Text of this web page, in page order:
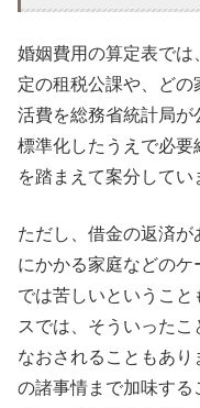
婚姻費用の算定表で
定の租税公課や、ど
活費を総務省統計局が
標準化したうえで必
を踏まえて案分してい
ただし、借金の返済
にかかる家庭などの
では苦しいというこ
スでは、そういった
なおされることもあり
の諸事情まで加味す